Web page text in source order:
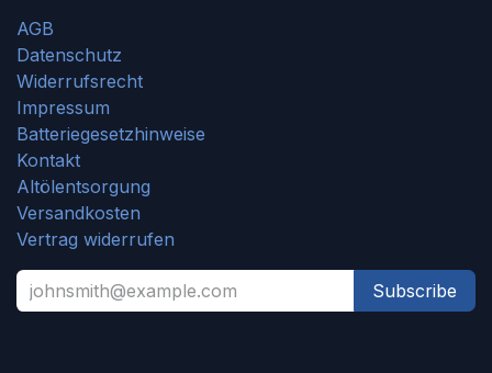
AGB
Datenschutz
Widerrufsrecht
Impressum
Batteriegesetzhinweise
Kontakt
Altölentsorgung
Versandkosten
Vertrag widerrufen
Subscribe